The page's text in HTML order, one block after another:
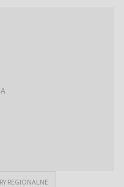
REGIONALNE